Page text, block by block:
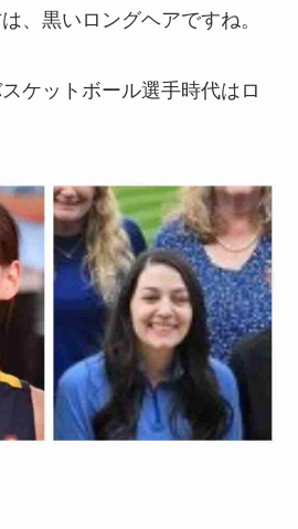
、黒いロングヘアですね。
ケットボール選手時代はロ